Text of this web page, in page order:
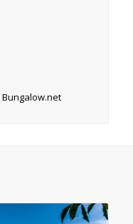
Bungalow.net